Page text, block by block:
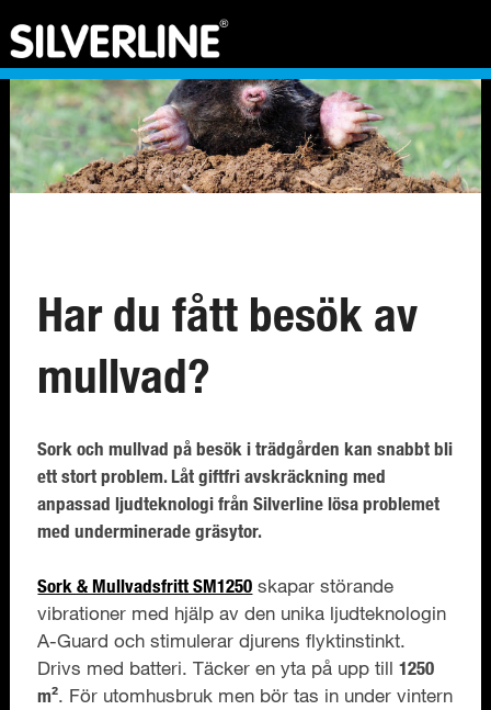
Har du fått besök av
mullvad?
Sork och mullvad på besök i trädgården kan snabbt bli
ett stort problem. Låt giftfri avskräckning med
anpassad ljudteknologi från Silverline lösa problemet
med underminerade gräsytor.
Sork & Mullvadsfritt SM1250 skapar störande
vibrationer med hjälp av den unika ljudteknologin
A-Guard och stimulerar djurens flyktinstinkt.
Drivs med batteri. Täcker en yta på upp till1250
m². För utomhusbruk men bör tas in under vintern